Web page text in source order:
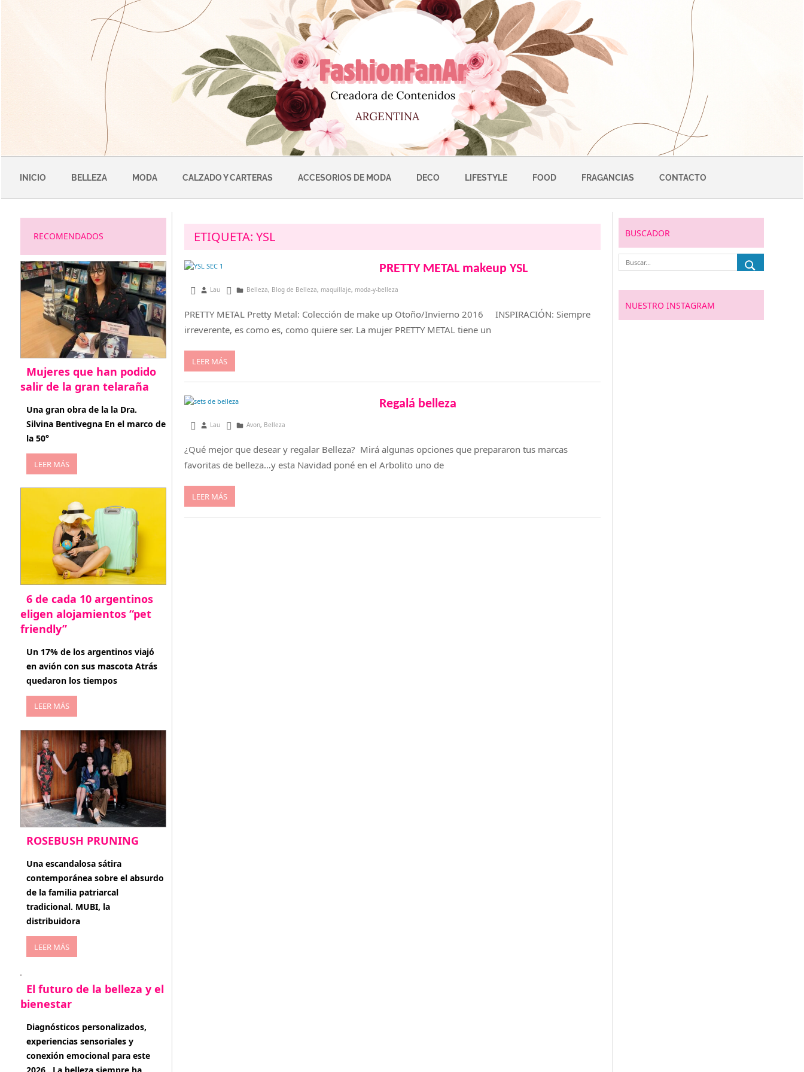
INICIO BELLEZA MODA CALZADO Y CARTERAS ACCESORIOS DE MODA DECO LIFESTYLE FOOD FRAGANCIAS CONTACTO
ETIQUETA: YSL
PRETTY METAL makeup YSL
febrero 28, 2016
Lau Belleza, Blog de Belleza, maquillaje, moda-y-belleza
PRETTY METAL Pretty Metal: Colección de make up Otoño/Invierno 2016 INSPIRACIÓN: Siempre
irreverente, es como es, como quiere ser. La mujer PRETTY METAL tiene un
LEER MÁS
Regalá belleza
diciembre 14, 2014
Lau Avon, Belleza
¿Qué mejor que desear y regalar Belleza? Mirá algunas opciones que prepararon tus marcas
favoritas de belleza…y esta Navidad poné en el Arbolito uno de
LEER MÁS
RECOMENDADOS
Mujeres que han podido
salir de la gran telaraña
abril 29, 2026
Una gran obra de la la Dra.
Silvina Bentivegna En el marco de
la 50°
LEER MÁS
6 de cada 10 argentinos
eligen alojamientos “pet
friendly”
abril 27, 2026
Un 17% de los argentinos viajó
en avión con sus mascota Atrás
quedaron los tiempos
LEER MÁS
ROSEBUSH PRUNING
enero 20, 2026
Una escandalosa sátira
contemporánea sobre el absurdo
de la familia patriarcal
tradicional. MUBI, la
distribuidora
LEER MÁS
El futuro de la belleza y el
bienestar
enero 15, 2026
Diagnósticos personalizados,
experiencias sensoriales y
conexión emocional para este
BUSCADOR
NUESTRO INSTAGRAM